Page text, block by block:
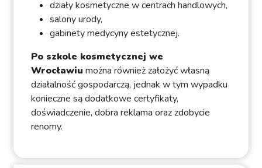
działy kosmetyczne w centrach handlowych,
salony urody,
gabinety medycyny estetycznej.
Po szkole kosmetycznej we
Wrocławiu można również założyć własną
działalność gospodarczą, jednak w tym wypadku
konieczne są dodatkowe certyfikaty,
doświadczenie, dobra reklama oraz zdobycie
renomy.